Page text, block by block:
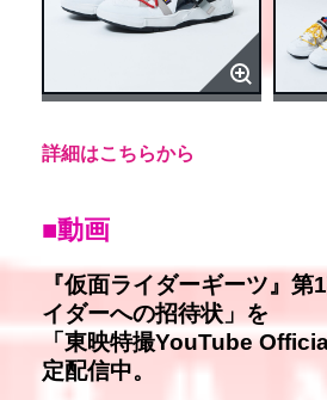
詳細はこちらから
■動画
『仮面ライダーギーツ』第
イダーへの招待状」を
「東映特撮YouTube
定配信中。